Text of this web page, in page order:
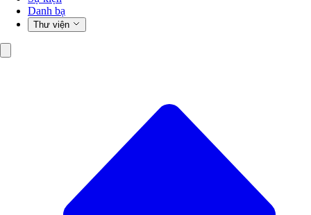
Danh bạ
Thư viện